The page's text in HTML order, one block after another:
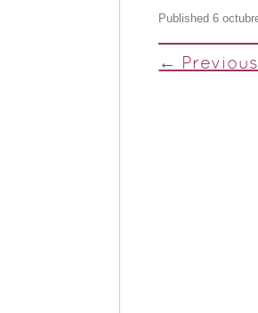
Published6
← Previous